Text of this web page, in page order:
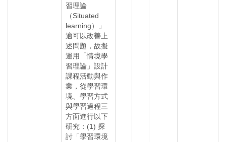
習理論
（Situated
learning）」
適可以改善上
述問題，故擬
運用「情境學
習理論」設計
課程活動與作
業，從學習環
境、學習方式
與學習過程三
方面進行以下
研究：(1) 探
討「學習環境